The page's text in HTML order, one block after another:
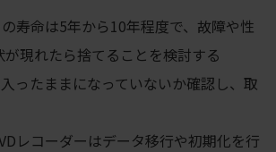
寿命は5年から10年程度で、故障や性
現れたら捨てることを検討する
ったままになっていないか確認し、取
レコーダーはデータ移行や初期化を行